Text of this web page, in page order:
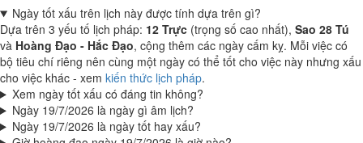
Ngày tốt xấu trên lịch này được tính dựa trên gì?
Dựa trên 3 yếu tố lịch pháp: 12 Trực (trọng số cao nhất), Sao 28 Tú
và Hoàng Đạo - Hắc Đạo, cộng thêm các ngày cấm kỵ. Mỗi việc có
bộ tiêu chí riêng nên cùng một ngày có thể tốt cho việc này nhưng xấu
cho việc khác - xem kiến thức lịch pháp.
Xem ngày tốt xấu có đáng tin không?
Ngày 19/7/2026 là ngày gì âm lịch?
Ngày 19/7/2026 là ngày tốt hay xấu?